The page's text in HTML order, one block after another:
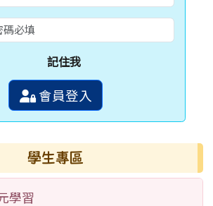
記住我
會員登入
學生專區
學習